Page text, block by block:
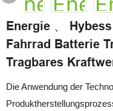
Energie 、
Fahrrad Batterie
Tragbares
Die Anwendung der